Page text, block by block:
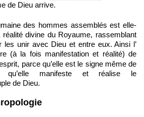
de Dieu arrive.
des hommes assemblés est elle-
divine du Royaume, rassemblant
les unir avec Dieu et entre eux. Ainsi l’
(à la fois manifestation et réalité) de
parce qu’elle est le signe même de
qu’elle manifeste et réalise le
de Dieu.